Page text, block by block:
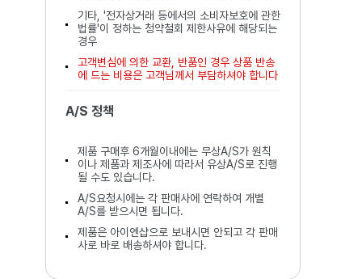
기타, '전자상거래 등에서의 소비자보호에 관한
법률'이 정하는 청약철회 제한사유에 해당되는
경우
고객변심에 의한 교환, 반품인 경우 상품 반송
에 드는 비용은 고객님께서 부담하셔야 합니다
A/S 정책
제품 구매후 6개월이내에는 무상A/S가 원칙
이나 제품과 제조사에 따라서 유상A/S로 진행
될 수도 있습니다.
A/S요청시에는 각 판매사에 연락하여 개별
A/S를 받으시면 됩니다.
제품은 아이엔샵으로 보내시면 안되고 각 판매
사로 바로 배송하셔야 합니다.